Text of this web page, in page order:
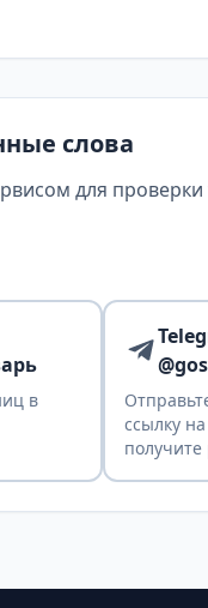
слова
для проверки
в
ссылку
получите